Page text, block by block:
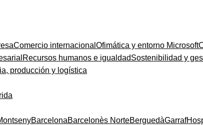
Comercio internacional Ofimática y entorno Microsoft
Recursos humanos e igualdadSostenibilidad y
producción y logística
BarcelonaBarcelonès NorteBerguedàGarraf